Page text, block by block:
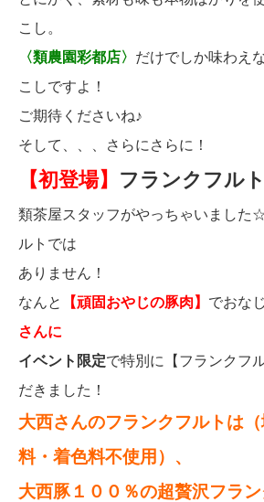
こし。
〈類農園彩都店〉 だけでしか味わえ
こしですよ！
ご期待くださいね♪
そして、、、さらにさらに！
【初登場】 フランクフルト
類茶屋スタッフがやっちゃいました
ルトでは
ありません！
なんと
【頑固おやじの豚肉】 でおな
さんに
イベント限定で特別に【フランクフ
だきました！
大西さんのフランクフルトは
料・着色料不使用）、
大西豚１００％の超贅沢フラン